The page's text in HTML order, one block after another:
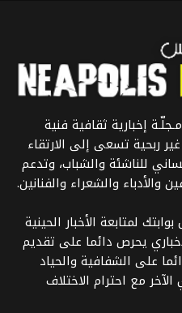
إخبارية ثقافية فنية
ربحية تسعى إلى الارتقاء
للناشئة والشباب، وتدعم
والأدباء والشعراء والفنانين.
لمتابعة الأخبار الحينية
يحرص دائما على تقديم
على الشفافية والحياد
مع احترام الاختلاف